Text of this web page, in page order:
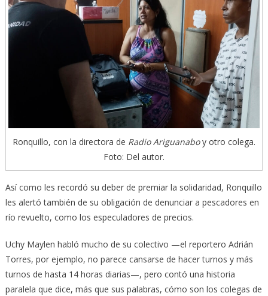
Ronquillo, con la directora de Radio Ariguanaboy otro colega.
Foto: Del autor.
Así como les recordó su deber de premiar la solidaridad, Ronquillo
les alertó también de su obligación de denunciar a pescadores en
río revuelto, como los especuladores de precios.
Uchy Maylen habló mucho de su colectivo —el reportero Adrián
Torres, por ejemplo, no parece cansarse de hacer turnos y más
turnos de hasta 14 horas diarias—, pero contó una historia
paralela que dice, más que sus palabras, cómo son los colegas de